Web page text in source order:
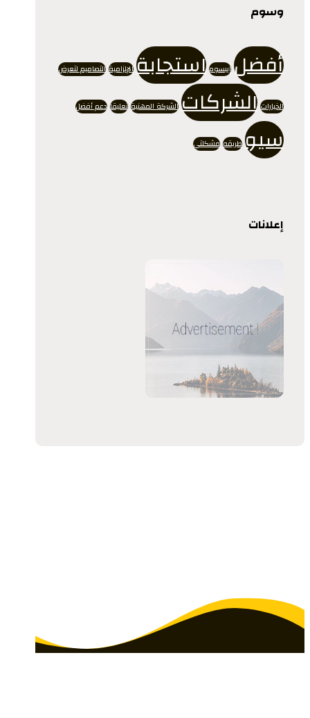
وسوم
أفضل إيبسوم استجابة الإلزامية التصاميم لتعرض
الخيارات الشركات الشركة المهنية تعليقاً دعم أفضل
سيو طريقه مشكلتي
إعلانات